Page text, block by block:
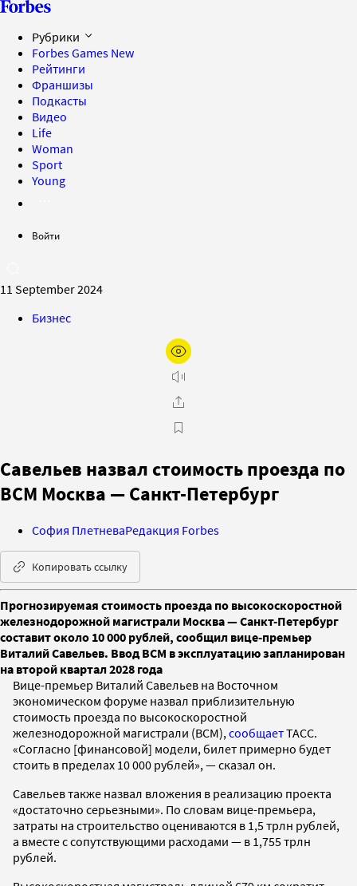
Рубрики
Forbes Games New
Рейтинги
Франшизы
Подкасты
Видео
Life
Woman
Sport
Young
Войти
11 September 2024
Бизнес
Савельев назвал стоимость проезда по
ВСМ Москва — Санкт-Петербург
София ПлетневаРедакция Forbes
Копировать ссылку
Прогнозируемая стоимость проезда по высокоскоростной
железнодорожной магистрали Москва — Санкт-Петербург
составит около 10 000 рублей, сообщил вице-премьер
Виталий Савельев. Ввод ВСМ в эксплуатацию запланирован
на второй квартал 2028 года
Вице-премьер Виталий Савельев на Восточном
экономическом форуме назвал приблизительную
стоимость проезда по высокоскоростной
железнодорожной магистрали (ВСМ), сообщаетТАСС.
«Согласно [финансовой] модели, билет примерно будет
стоить в пределах 10 000 рублей», — сказал он.
Савельев также назвал вложения в реализацию проекта
«достаточно серьезными». По словам вице-премьера,
затраты на строительство оцениваются в 1,5 трлн рублей,
а вместе с сопутствующими расходами — в 1,755 трлн
рублей.